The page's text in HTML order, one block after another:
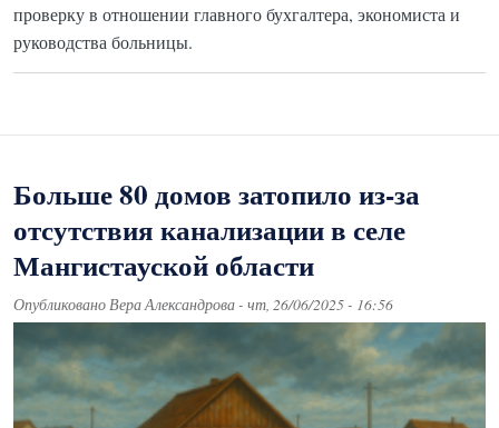
проверку в отношении главного бухгалтера, экономиста и
руководства больницы.
Больше 80 домов затопило из-за
отсутствия канализации в селе
Мангистауской области
ОпубликованоВера Александрова- чт, 26/06/2025 - 16:56